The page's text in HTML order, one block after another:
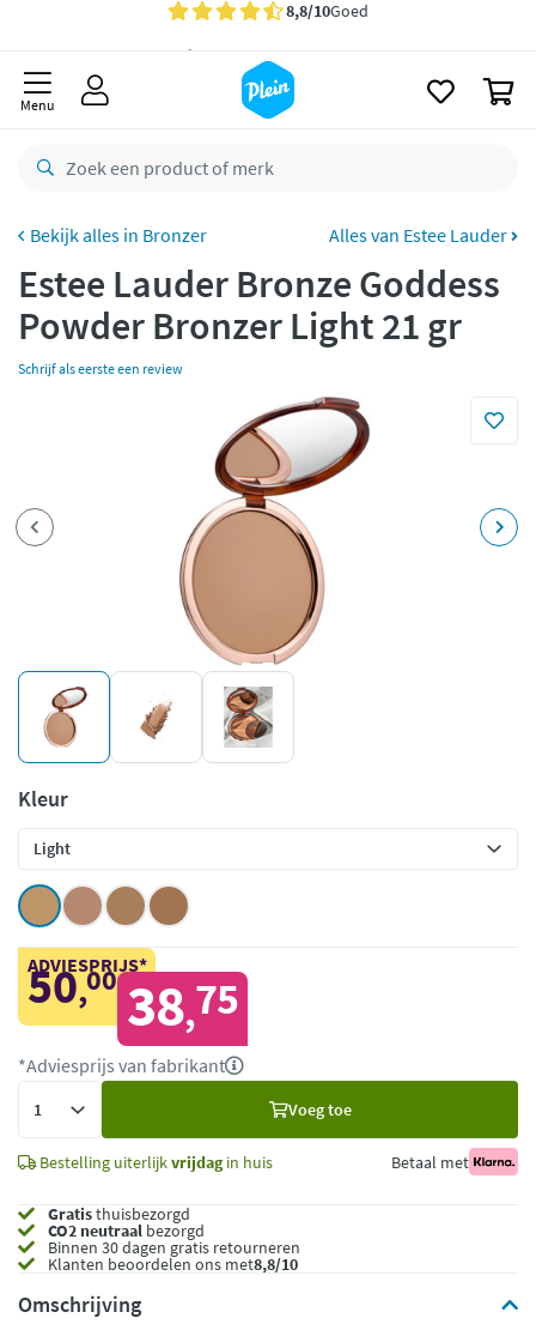
Gratisbezorging vanaf 35,- *
Bestelling uiterlijkmaandag
Gratisretourneren
Betaal met Klarna
Menu
Bronzer Alles van Estee Lauder
Estee Lauder Bronze Goddess
Powder Bronzer Light 21 gr
Schrijf als eerste een review
Kleur
ADVIESPRIJS*
50,00 38,75
*Adviesprijs van fabrikant
Voeg toe
Bestelling uiterlijkvrijdagin huis Betaal met
Gratisthuisbezorgd
CO2 neutraal bezorgd
Binnen 30 dagen gratis retourneren
Klanten beoordelen ons met8,8/10
Omschrijving